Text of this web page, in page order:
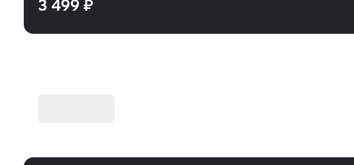
3 499 ₽